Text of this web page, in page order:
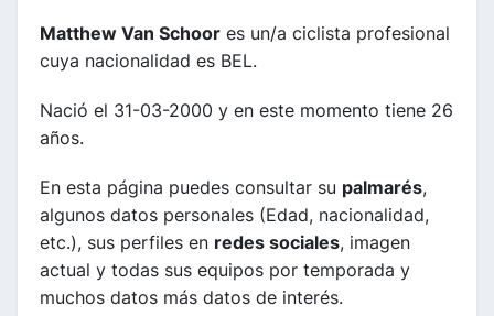
Matthew Van Schoor es un/a ciclista profesional
cuya nacionalidad es BEL.
Nació el 31-03-2000 y en este momento tiene 26
años.
En esta página puedes consultar su palmarés,
algunos datos personales (Edad, nacionalidad,
etc.), sus perfiles en redes sociales, imagen
actual y todas sus equipos por temporada y
muchos datos más datos de interés.